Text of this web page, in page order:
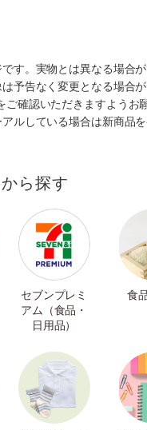
す。実物とは異なる場合が
予告なく変更となる場合
ご確認いただきますようお
ルしている場合は新商品
ら探す
セブンプレミ
アム（食品・
日用品）
食